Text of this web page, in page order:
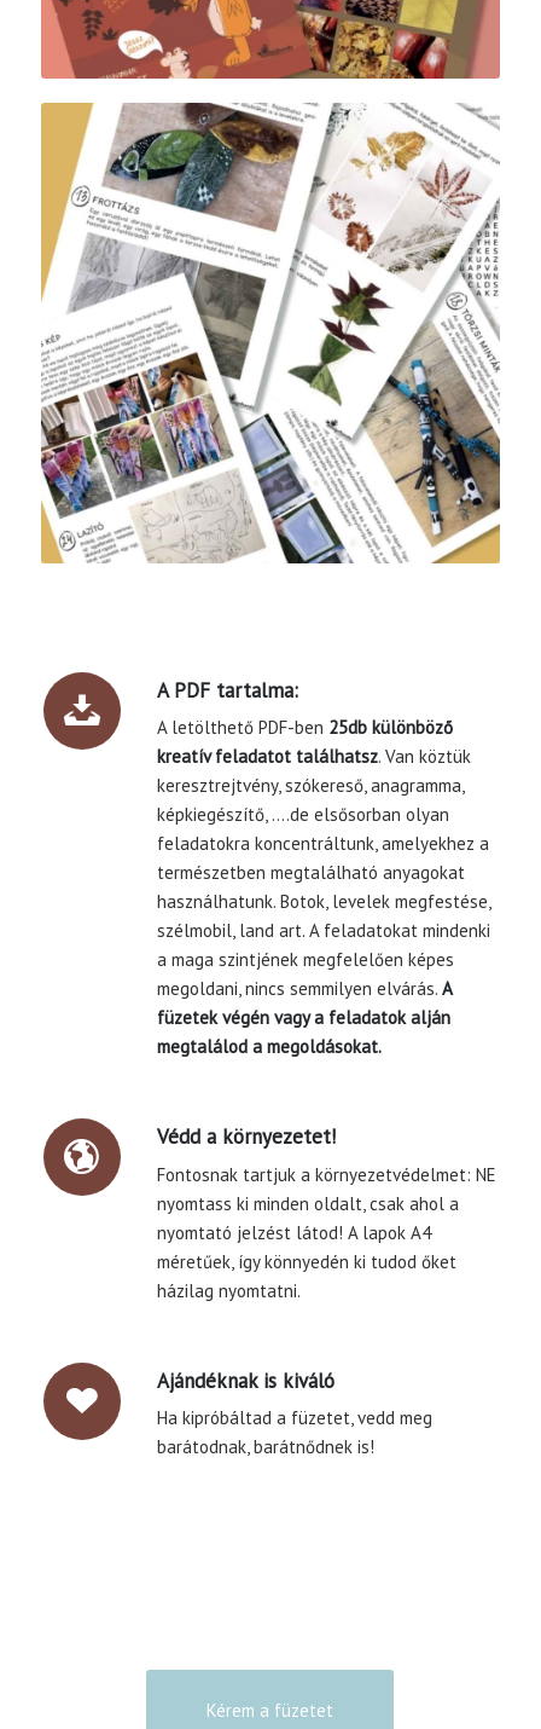
A PDF tartalma:
A letölthető PDF-ben 25db különböző
kreatív feladatot találhatsz. Van köztük
keresztrejtvény, szókereső, anagramma,
képkiegészítő, ….de elsősorban olyan
feladatokra koncentráltunk, amelyekhez a
természetben megtalálható anyagokat
használhatunk. Botok, levelek megfestése,
szélmobil, land art. A feladatokat mindenki
a maga szintjének megfelelően képes
megoldani, nincs semmilyen elvárás. A
füzetek végén vagy a feladatok alján
megtalálod a megoldásokat.
Védd a környezetet!
Fontosnak tartjuk a környezetvédelmet: NE
nyomtass ki minden oldalt, csak ahol a
nyomtató jelzést látod! A lapok A4
méretűek, így könnyedén ki tudod őket
házilag nyomtatni.
Ajándéknak is kiváló
Ha kipróbáltad a füzetet, vedd meg
barátodnak, barátnődnek is!
Kérem a füzetet